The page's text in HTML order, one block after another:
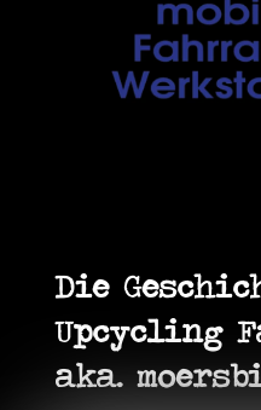
Die
Upcycling
aka.